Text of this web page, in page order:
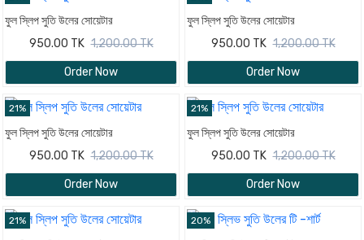
ফুল স্লিপ সুতি উলের সোয়েটার
950.00 TK 1,200.00 TK
Order Now
ফুল স্লিপ সুতি উলের সোয়েটার
950.00 TK 1,200.00 TK
Order Now
21%
ফুল স্লিপ সুতি উলের সোয়েটার
950.00 TK 1,200.00 TK
Order Now
21%
ফুল স্লিপ সুতি উলের সোয়েটার
950.00 TK 1,200.00 TK
Order Now
21% 20%